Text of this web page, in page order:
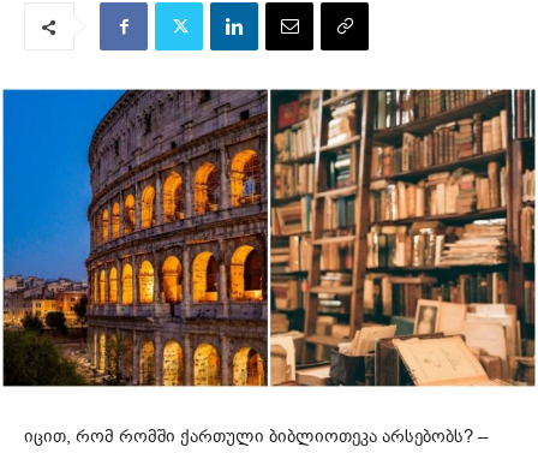
იცით, რომ რომში ქართული ბიბლიოთეკა არსებობს? –